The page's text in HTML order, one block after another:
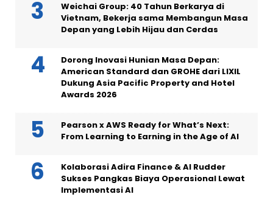
Weichai Group: 40 Tahun Berkarya di
Vietnam, Bekerja sama Membangun Masa
Depan yang Lebih Hijau dan Cerdas
Dorong Inovasi Hunian Masa Depan:
American Standard dan GROHE dari LIXIL
Dukung Asia Pacific Property and Hotel
Awards 2026
Pearson x AWS Ready for What’s Next:
From Learning to Earning in the Age of AI
Kolaborasi Adira Finance & AI Rudder
Sukses Pangkas Biaya Operasional Lewat
Implementasi AI